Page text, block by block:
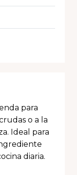
para
o a la
Ideal para
diaria.